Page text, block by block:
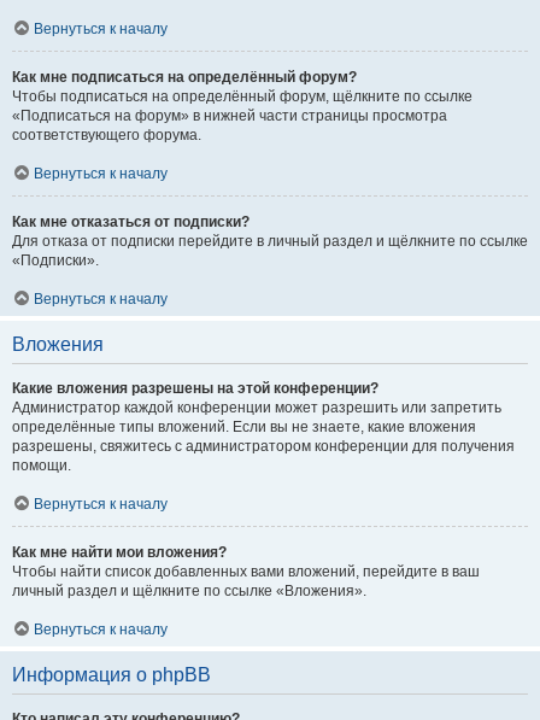
Вернуться к началу
Как мне подписаться на определённый форум?
Чтобы подписаться на определённый форум, щёлкните по ссылке
«Подписаться на форум» в нижней части страницы просмотра
соответствующего форума.
Вернуться к началу
Как мне отказаться от подписки?
Для отказа от подписки перейдите в личный раздел и щёлкните по ссылке
«Подписки».
Вернуться к началу
Вложения
Какие вложения разрешены на этой конференции?
Администратор каждой конференции может разрешить или запретить
определённые типы вложений. Если вы не знаете, какие вложения
разрешены, свяжитесь с администратором конференции для получения
помощи.
Вернуться к началу
Как мне найти мои вложения?
Чтобы найти список добавленных вами вложений, перейдите в ваш
личный раздел и щёлкните по ссылке «Вложения».
Вернуться к началу
Информация о phpBB